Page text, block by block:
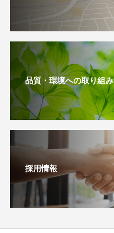
品質・環境への取り組み
採用情報